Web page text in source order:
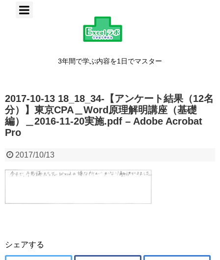
3年間で学ぶ内容を1日でマスター
2017-10-13 18_18_34-【アンケート結果（12名
分）】東京CPA＿Word原理解明講座（基礎
編）＿2016-11-20実施.pdf – Adobe Acrobat
Pro
2017/10/13
シェアする